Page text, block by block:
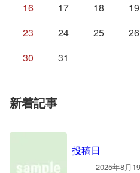
16
17 18 19
23
24 25 26
30
31
新着記事
投稿日
2025年8月